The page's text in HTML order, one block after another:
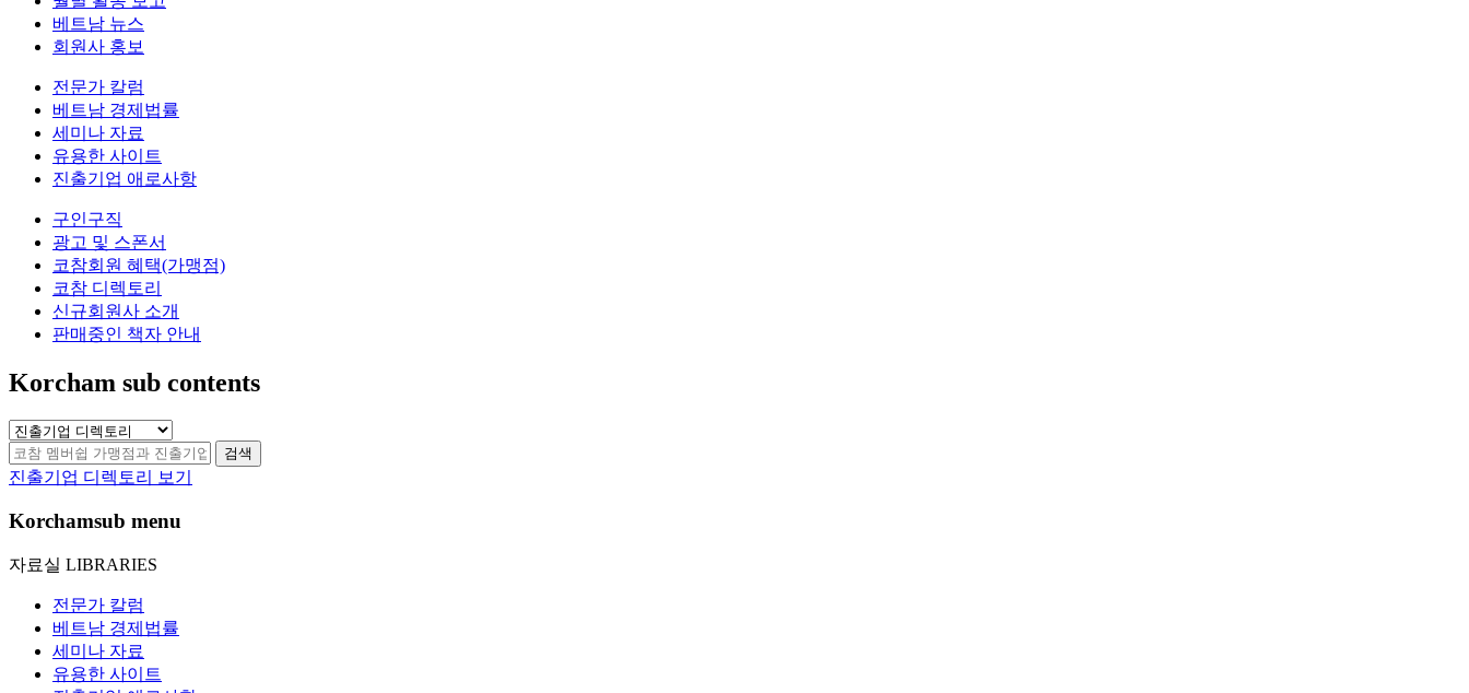
베트남 뉴스
회원사 홍보
전문가 칼럼
베트남 경제법률
세미나 자료
유용한 사이트
진출기업 애로사항
구인구직
광고 및 스폰서
코참회원 혜택(가맹점)
코참 디렉토리
신규회원사 소개
판매중인 책자 안내
Korcham sub contents
검색
진출기업 디렉토리 보기
Korchamsub menu
자료실 LIBRARIES
전문가 칼럼
베트남 경제법률
세미나 자료
유용한 사이트